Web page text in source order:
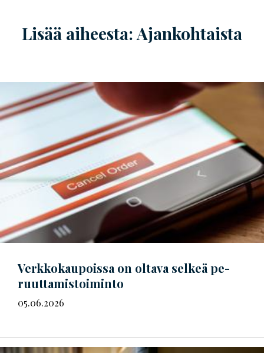
Lisää aiheesta: Ajankohtaista
Verkkokaupoissa on oltava selkeä pe­
ruut­ta­mis­toi­min­to
05.06.2026